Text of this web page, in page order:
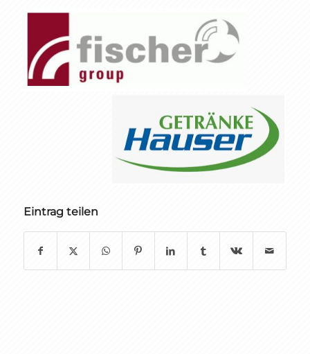
Eintrag teilen